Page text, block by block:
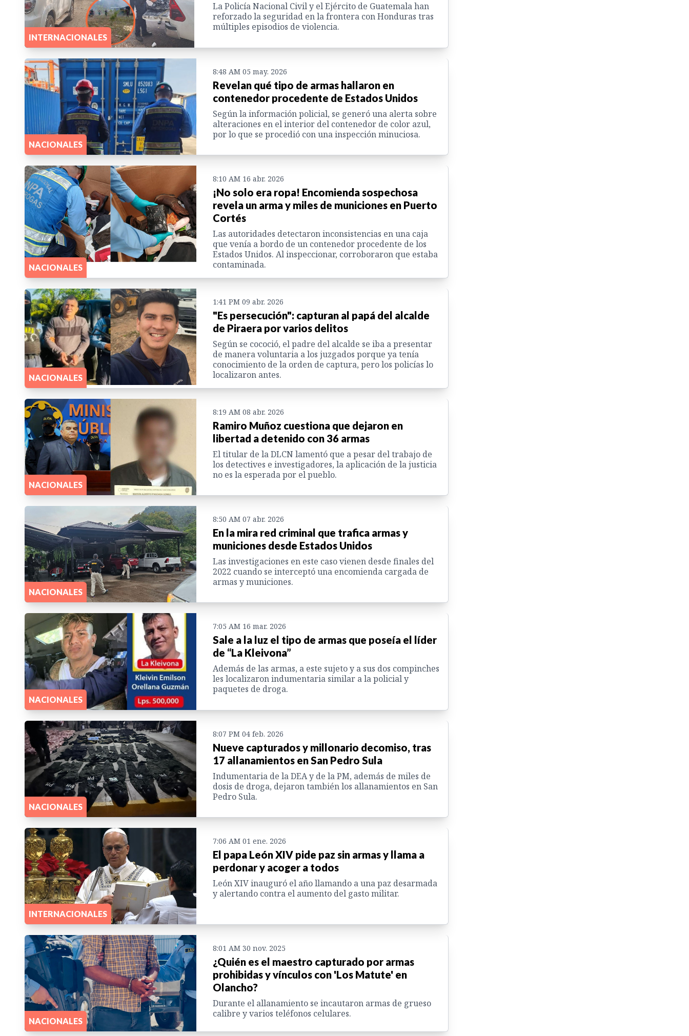
INTERNACIONALES
La Policía Nacional Civil y el Ejército de Guatemala han
reforzado la seguridad en la frontera con Honduras tras
múltiples episodios de violencia.
NACIONALES
8:48 AM 05 may. 2026
Revelan qué tipo de armas hallaron en
contenedor procedente de Estados Unidos
Según la información policial, se generó una alerta sobre
alteraciones en el interior del contenedor de color azul,
por lo que se procedió con una inspección minuciosa.
NACIONALES
8:10 AM 16 abr. 2026
¡No solo era ropa! Encomienda sospechosa
revela un arma y miles de municiones en Puerto
Cortés
Las autoridades detectaron inconsistencias en una caja
que venía a bordo de un contenedor procedente de los
Estados Unidos. Al inspeccionar, corroboraron que estaba
contaminada.
NACIONALES
1:41 PM 09 abr. 2026
"Es persecución": capturan al papá del alcalde
de Piraera por varios delitos
Según se cococió, el padre del alcalde se iba a presentar
de manera voluntaria a los juzgados porque ya tenía
conocimiento de la orden de captura, pero los policías lo
localizaron antes.
NACIONALES
8:19 AM 08 abr. 2026
Ramiro Muñoz cuestiona que dejaron en
libertad a detenido con 36 armas
El titular de la DLCN lamentó que a pesar del trabajo de
los detectives e investigadores, la aplicación de la justicia
no es la esperada por el pueblo.
NACIONALES
8:50 AM 07 abr. 2026
En la mira red criminal que trafica armas y
municiones desde Estados Unidos
Las investigaciones en este caso vienen desde finales del
2022 cuando se interceptó una encomienda cargada de
armas y municiones.
NACIONALES
7:05 AM 16 mar. 2026
Sale a la luz el tipo de armas que poseía el líder
de “La Kleivona”
Además de las armas, a este sujeto y a sus dos compinches
les localizaron indumentaria similar a la policial y
paquetes de droga.
NACIONALES
8:07 PM 04 feb. 2026
Nueve capturados y millonario decomiso, tras
17 allanamientos en San Pedro Sula
Indumentaria de la DEA y de la PM, además de miles de
dosis de droga, dejaron también los allanamientos en San
Pedro Sula.
INTERNACIONALES
7:06 AM 01 ene. 2026
El papa León XIV pide paz sin armas y llama a
perdonar y acoger a todos
León XIV inauguró el año llamando a una paz desarmada
y alertando contra el aumento del gasto militar.
NACIONALES
8:01 AM 30 nov. 2025
¿Quién es el maestro capturado por armas
prohibidas y vínculos con 'Los Matute' en
Olancho?
Durante el allanamiento se incautaron armas de grueso
calibre y varios teléfonos celulares.